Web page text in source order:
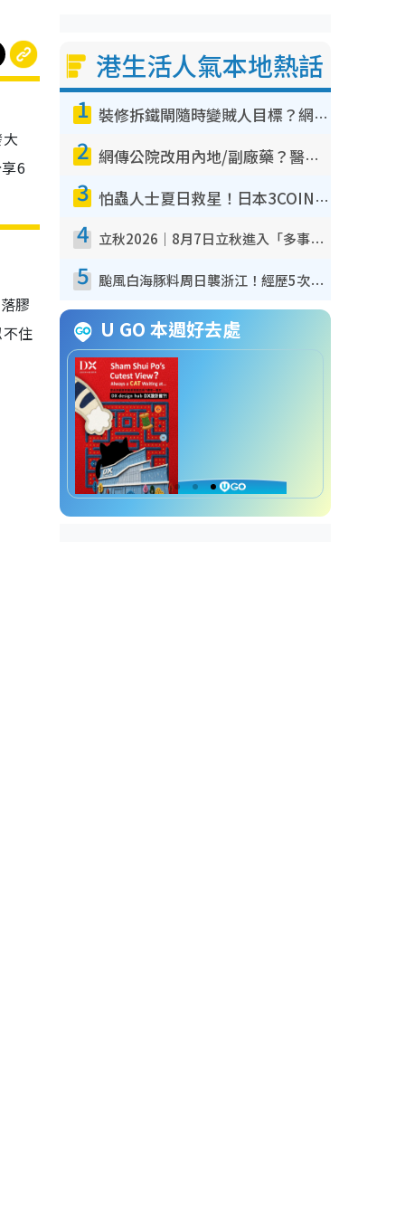
6
膠
住
港生活人氣本地熱話
1 裝修拆鐵閘隨時變賊人目標？網民揭2大關鍵用途：裝新式等於白裝？附新舊鐵閘分別
2 網傳公院改用內地/副廠藥？醫生拆解正副廠分別 揭4類人換藥隨時出事
3 怕蟲人士夏日救星！日本3COINS爆紅驅蟲神器$45起 1招「全程免觸碰」輕鬆搞定小強
4 立秋2026｜8月7日立秋進入「多事之秋」 3件事唔做得！專家教6招開運 清枱頭／銀包納氣接好運
5 颱風白海豚料周日襲浙江！經歷5次「眼牆置換」極罕見 成登陸內地最長途颱風
U GO 本週好去處